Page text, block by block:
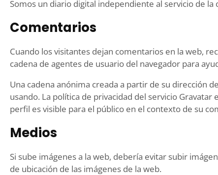
Somos un diario digital independiente al servicio de
Comentarios
Cuando los visitantes dejan comentarios en la web,
cadena de agentes de usuario del navegador para
Una cadena anónima creada a partir de su dirección
usando. La política de privacidad del servicio
perfil es visible para el público en el contexto de su
Medios
Si sube imágenes a la web, debería evitar subir
de ubicación de las imágenes de la web.